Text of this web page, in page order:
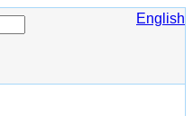
English